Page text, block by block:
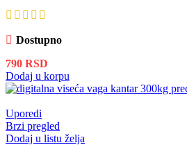
Dostupno
790 RSD
Dodaj u korpu
Uporedi
Brzi pregled
Dodaj u listu želja